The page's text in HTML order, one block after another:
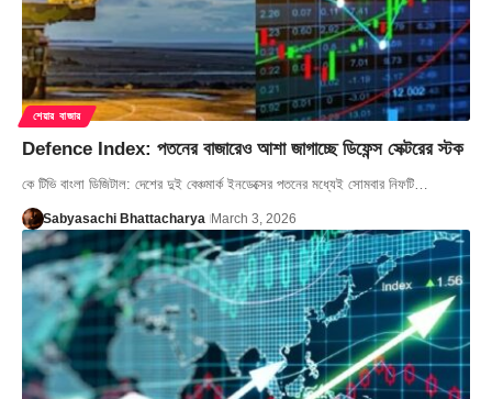
শেয়ার বাজার
Defence Index: পতনের বাজারেও আশা জাগাচ্ছে ডিফেন্স সেক্টরের স্টক
কে টিভি বাংলা ডিজিটাল: দেশের দুই বেঞ্চমার্ক ইনডেক্সের পতনের মধ্যেই সোমবার নিফটি…
Sabyasachi Bhattacharya March 3, 2026